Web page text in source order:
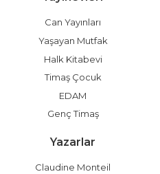
Can Yayınları
Yaşayan Mutfak
Halk Kitabevi
Timaş Çocuk
EDAM
Genç Timaş
Yazarlar
Claudine Monteil